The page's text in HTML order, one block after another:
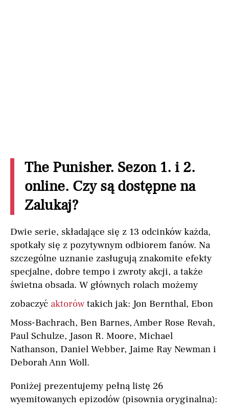
The Punisher. Sezon 1. i 2.
online. Czy są dostępne na
Zalukaj?
Dwie serie, składające się z 13 odcinków każda,
spotkały się z pozytywnym odbiorem fanów. Na
szczególne uznanie zasługują znakomite efekty
specjalne, dobre tempo i zwroty akcji, a także
świetna obsada. W głównych rolach możemy
zobaczyć aktorówtakich jak: Jon Bernthal, Ebon
Moss-Bachrach, Ben Barnes, Amber Rose Revah,
Paul Schulze, Jason R. Moore, Michael
Nathanson, Daniel Webber, Jaime Ray Newman i
Deborah Ann Woll.
Poniżej prezentujemy pełną listę 26
wyemitowanych epizodów (pisownia oryginalna):